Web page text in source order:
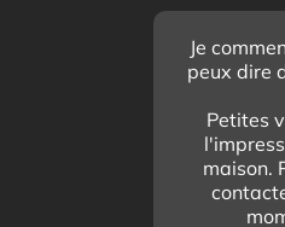
Je
peux dire
Petites
maison.